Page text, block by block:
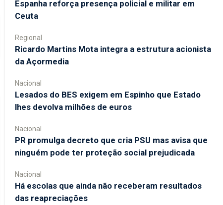
Espanha reforça presença policial e militar em
Ceuta
Regional
Ricardo Martins Mota integra a estrutura acionista
da Açormedia
Nacional
Lesados do BES exigem em Espinho que Estado
lhes devolva milhões de euros
Nacional
PR promulga decreto que cria PSU mas avisa que
ninguém pode ter proteção social prejudicada
Nacional
Há escolas que ainda não receberam resultados
das reapreciações